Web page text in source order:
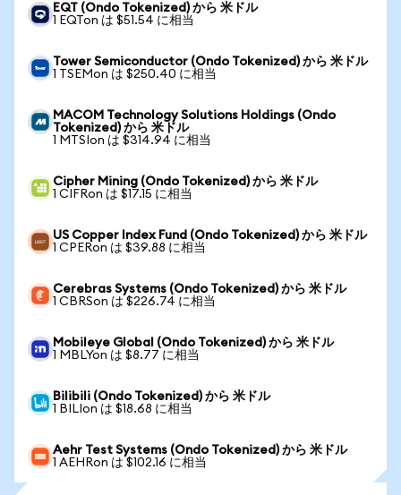
EQT (Ondo Tokenized) から 米ドル
1 EQTon は $51.54 に相当
Tower Semiconductor (Ondo Tokenized) から 米ドル
1 TSEMon は $250.40 に相当
MACOM Technology Solutions Holdings (Ondo
Tokenized) から 米ドル
1 MTSIon は $314.94 に相当
Cipher Mining (Ondo Tokenized) から 米ドル
1 CIFRon は $17.15 に相当
US Copper Index Fund (Ondo Tokenized) から 米ドル
1 CPERon は $39.88 に相当
Cerebras Systems (Ondo Tokenized) から 米ドル
1 CBRSon は $226.74 に相当
Mobileye Global (Ondo Tokenized) から 米ドル
1 MBLYon は $8.77 に相当
Bilibili (Ondo Tokenized) から 米ドル
1 BILIon は $18.68 に相当
Aehr Test Systems (Ondo Tokenized) から 米ドル
1 AEHRon は $102.16 に相当